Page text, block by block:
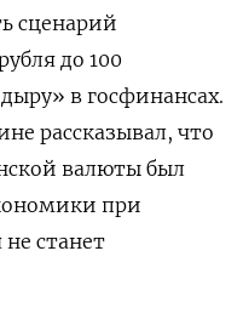
сценарий
до 100
в госфинансах.
рассказывал, что
валюты был
при
станет